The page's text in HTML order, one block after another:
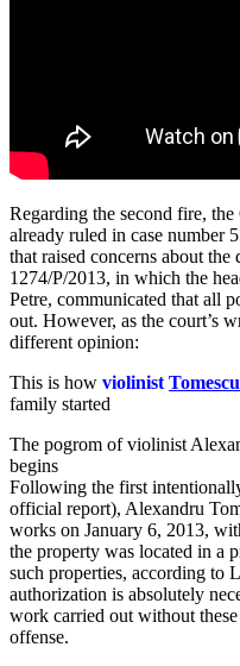
Regarding the second fire,
already ruled in case number
that raised concerns about
1274/P/2013, in which the
Petre, communicated that all
out. However, as the court’s
different opinion:
This is how violinist
family started
The pogrom of violinist
begins
Following the first
official report), Alexandru
works on January 6, 2013,
the property was located in a
such properties, according to
authorization is absolutely
work carried out without
offense.